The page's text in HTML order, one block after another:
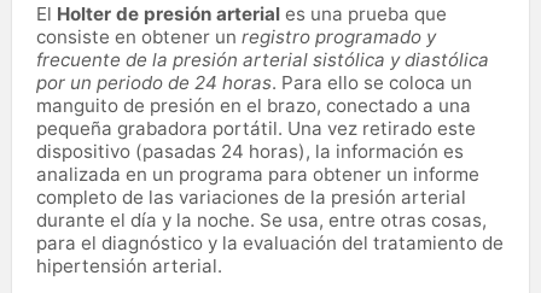
El Holter de presión arterial es una prueba que
consiste en obtener un registro programado y
frecuente de la presión arterial sistólica y diastólica
por un periodo de 24 horas. Para ello se coloca un
manguito de presión en el brazo, conectado a una
pequeña grabadora portátil. Una vez retirado este
dispositivo (pasadas 24 horas), la información es
analizada en un programa para obtener un informe
completo de las variaciones de la presión arterial
durante el día y la noche. Se usa, entre otras cosas,
para el diagnóstico y la evaluación del tratamiento de
hipertensión arterial.